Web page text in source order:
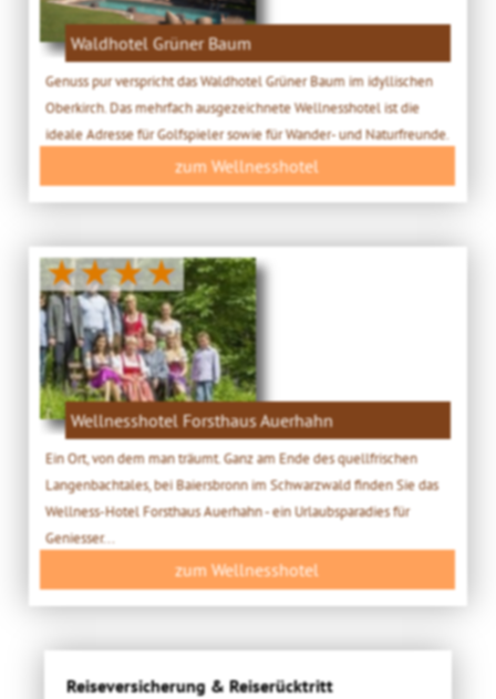
Waldhotel Grüner Baum
Genuss pur verspricht das Waldhotel Grüner Baum im idyllischen
Oberkirch. Das mehrfach ausgezeichnete Wellnesshotel ist die
ideale Adresse für Golfspieler sowie für Wander- und Naturfreunde.
zum Wellnesshotel
★★★★
Wellnesshotel Forsthaus Auerhahn
Ein Ort, von dem man träumt. Ganz am Ende des quellfrischen
Langenbachtales, bei Baiersbronn im Schwarzwald finden Sie das
Wellness-Hotel Forsthaus Auerhahn - ein Urlaubsparadies für
Geniesser...
zum Wellnesshotel
Reiseversicherung & Reiserücktritt